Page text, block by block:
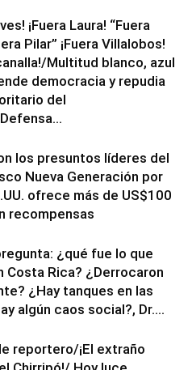
¡Fuera Laura! “Fuera
Pilar” ¡Fuera Villalobos!
Multitud blanco, azul
democracia y repudia
del
los presuntos líderes del
Nueva Generación por
ofrece más de US$100
recompensas
¿qué fue lo que
Costa Rica? ¿Derrocaron
¿Hay tanques en las
algún caos social?, Dr....
reportero/¡El extraño